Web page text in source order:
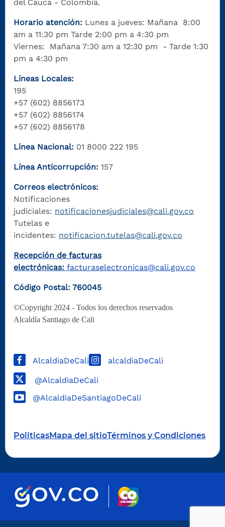
del Cauca - Colombia.
Horario atención: Lunes a jueves: Mañana 8:00
am a 11:30 pm Tarde 2:00 pm a 4:30 pm
Viernes: Mañana 7:30 am a 12:30 pm - Tarde 1:30
pm a 4:30 pm
Líneas Locales:
195
+57 (602) 8856173
+57 (602) 8856174
+57 (602) 8856178
Línea Nacional: 01 8000 222 195
Línea Anticorrupción: 157
Correos electrónicos:
Notificaciones
judiciales: notificacionesjudiciales@cali.gov.co
Tutelas e
incidentes: notificacion.tutelas@cali.gov.co
Recepción de facturas
electrónicas: facturaselectronicas@cali.gov.co
Código Postal: 760045
©Copyright 2024 - Todos los derechos reservados
Alcaldía Santiago de Cali
AlcaldiaDeCali alcaldiaDeCali
@AlcaldiaDeCali
@AlcaldiaDeSantiagoDeCali
PoliticasMapa del sitioTérminos y Condiciones